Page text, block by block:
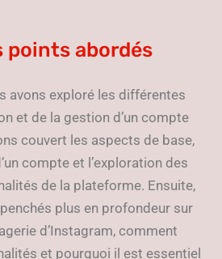
points abordés
avons exploré les différentes
et de la gestion d’un compte
couvert les aspects de base,
compte et l’exploration des
de la plateforme. Ensuite,
plus en profondeur sur
d’Instagram, comment
et pourquoi il est essentiel